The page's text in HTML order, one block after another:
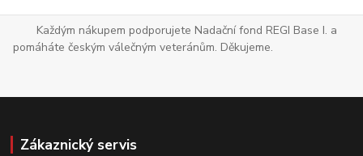
Každým nákupem podporujete Nadační fond REGI Base I. a
pomáháte českým válečným veteránům. Děkujeme.
Zákaznický servis